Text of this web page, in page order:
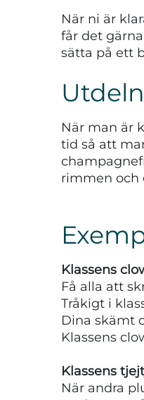
När ni är
får det
sätta på ett
När man är
tid så att
rimmen och
Klassens
Få alla att
Tråkigt i
Dina skämt
Klassens
Klassens
När andra